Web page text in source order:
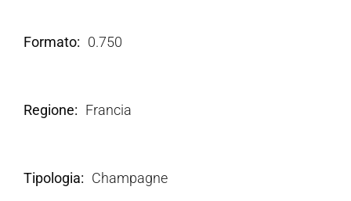
Formato 0.750
Regione Francia
Tipologia Champagne